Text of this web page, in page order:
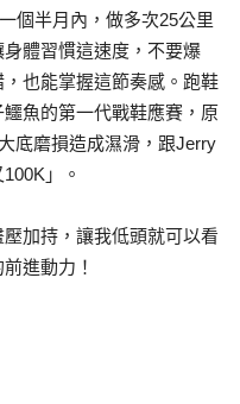
個半月內，做多次25公里
體習慣這速度，不要爆
也能掌握這節奏感。跑鞋
魚的第一代戰鞋應賽，原
底磨損造成濕滑，跟Jerry
」。
加持，讓我低頭就可以看
進動力！